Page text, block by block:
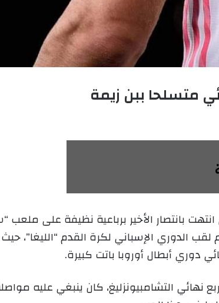
متسلحا ببن زيمة
بانتصار الأخير برباعية نظيفة على ملعب
الدوري الإسباني لكرة القدم “الليغا”،
التشامبيونزليغ، كان ينبغي عليه